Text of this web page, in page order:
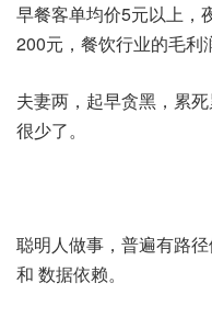
早餐客单均价5元以上，
200元，餐饮行业的毛利
夫妻两，起早贪黑，累
很少了。
聪明人做事，普遍有路
和 数据依赖。